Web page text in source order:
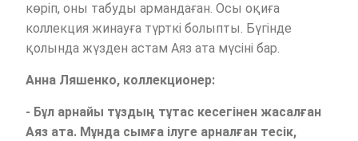
көріп, оны табуды армандаған. Осы оқиға
коллекция жинауға түрткі болыпты. Бүгінде
қолында жүзден астам Аяз ата мүсіні бар.
Анна Ляшенко, коллекционер:
- Бұл арнайы тұздың тұтас кесегінен жасалған
Аяз ата. Мұнда сымға ілуге арналған тесік,